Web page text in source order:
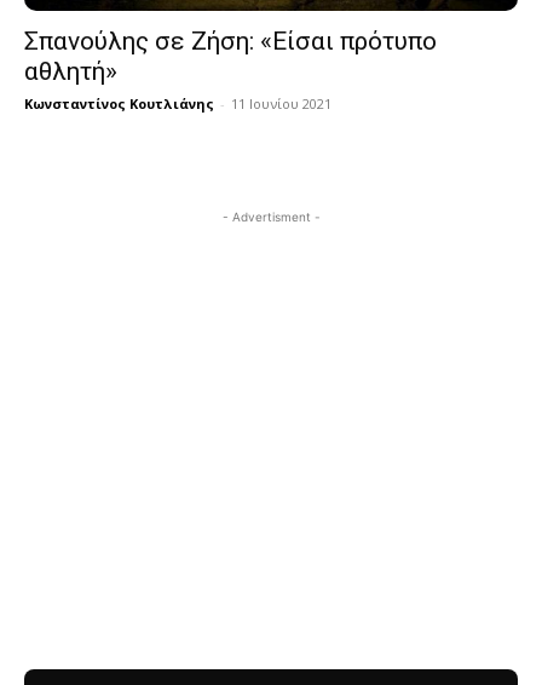
Σπανούλης σε Ζήση: «Είσαι πρότυπο
αθλητή»
Κωνσταντίνος Κουτλιάνης - 11 Ιουνίου 2021
- Advertisment -